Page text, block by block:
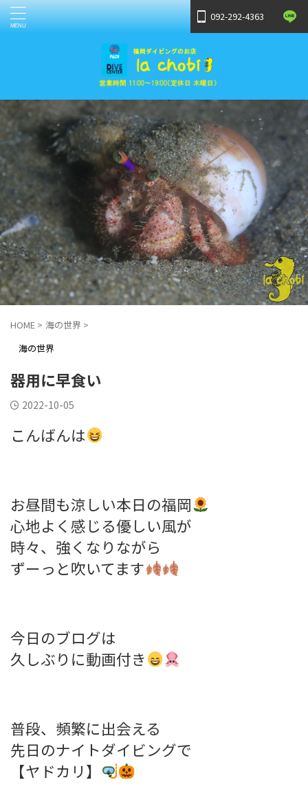
092-292-4363
HOME > 海の世界 >
海の世界
器用に早食い
2022-10-05
こんばんは
お昼間も涼しい本日の福岡
心地よく感じる優しい風が
時々、強くなりながら
ずーっと吹いてます
今日のブログは
久しぶりに動画付き
普段、頻繁に出会える
先日のナイトダイビングで
【ヤドカリ】